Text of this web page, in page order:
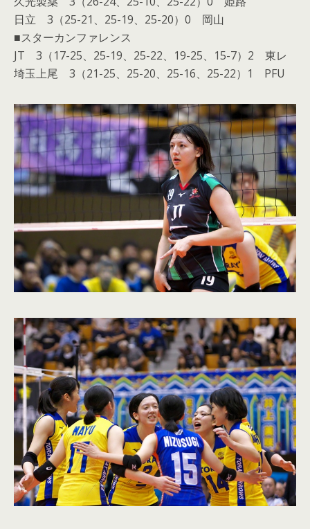
日立 3（25-21、25-19、25-20）0 岡山
■スターカンファレンス
JT 3（17-25、25-19、25-22、19-25、15-7）2 東レ
埼玉上尾 3（21-25、25-20、25-16、25-22）1 PFU